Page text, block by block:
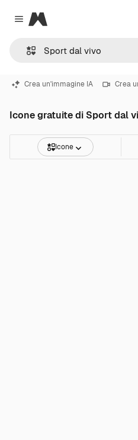
Close menu
Magnific
Crea un'immagine IA Crea
Icone gratuite di Sport dal
Icone